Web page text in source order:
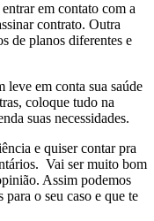
em contato com a
contrato. Outra
de planos diferentes e
leve em conta sua saúde
coloque tudo na
suas necessidades.
e quiser contar pra
Vai ser muito bom
Assim podemos
o seu caso e que te